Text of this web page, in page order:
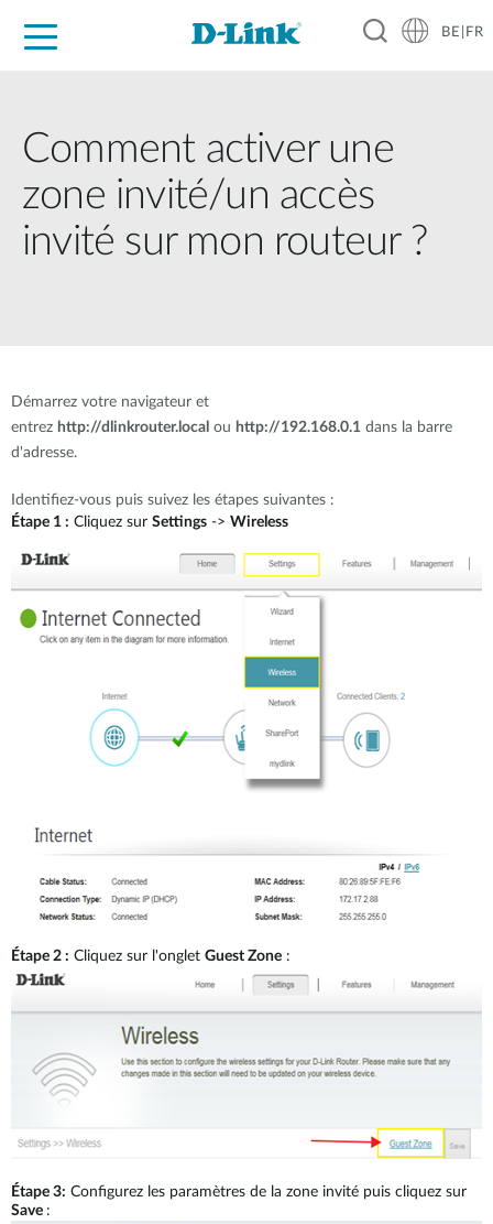
BE|FR
Comment activer une
zone invité/un accès
invité sur mon routeur ?
Démarrez votre navigateur et
entrez http://dlinkrouter.local ou http://192.168.0.1 dans la barre
d'adresse.
Identifiez-vous puis suivez les étapes suivantes :
Étape 1 : Cliquez sur Settings -> Wireless
Étape 2 : Cliquez sur l'onglet Guest Zone :
Étape 3: Configurez les paramètres de la zone invité puis cliquez sur
Save :